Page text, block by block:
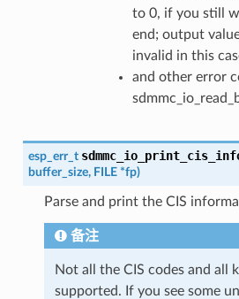
to 0, if you still
end; output
invalid in this
and other error
esp_err_t
buffer_size, FILE *fp)
Parse and print the CIS
备注
Not all the CIS codes and all
supported. If you see some